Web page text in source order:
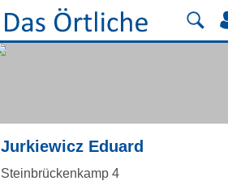
Jurkiewicz Eduard
Steinbrückenkamp 4